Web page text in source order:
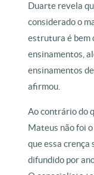
Duarte revela
considerado o
estrutura é bem
ensinamentos,
ensinamentos
afirmou.
Ao contrário do
Mateus não foi
que essa crença
difundido por